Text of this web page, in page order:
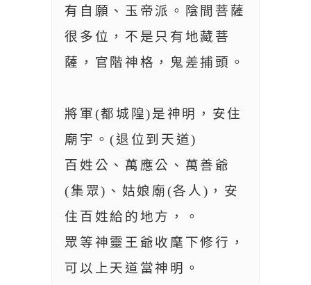
有自願、玉帝派。陰間菩薩
很多位，不是只有地藏菩
薩，官階神格，鬼差捕頭。
將軍(都城隍)是神明，安住
廟宇。(退位到天道)
百姓公、萬應公、萬善爺
(集眾)、姑娘廟(各人)，安
住百姓給的地方，。
眾等神靈王爺收麾下修行，
可以上天道當神明。